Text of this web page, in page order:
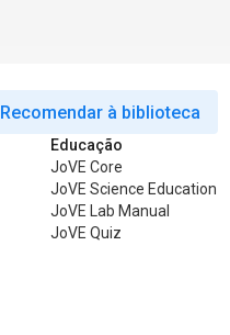
Recomendar à biblioteca
Educação
JoVE Core
JoVE Science Education
JoVE Lab Manual
JoVE Quiz